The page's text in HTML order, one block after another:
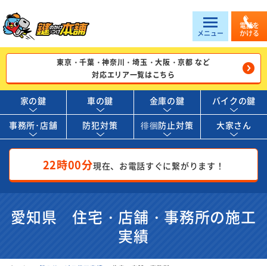
メニュー
電話を
かける
東京・千葉・神奈川・埼玉・大阪・京都 など
対応エリア一覧はこちら
家の鍵 車の鍵 金庫の鍵 バイクの鍵
事務所･店舗 防犯対策 徘徊防止対策 大家さん
22時00分現在、お電話すぐに繋がります！
愛知県 住宅・店舗・事務所の施工
実績